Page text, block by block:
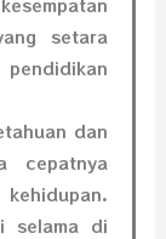
setara
dan
cepatnya
selama di